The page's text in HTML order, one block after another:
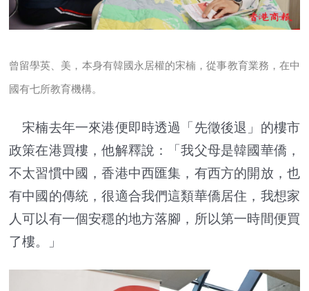
曾留學英、美，本身有韓國永居權的宋楠，從事教育業務，在中
國有七所教育機構。
宋楠去年一來港便即時透過「先徵後退」的樓市
政策在港買樓，他解釋說：「我父母是韓國華僑，
不太習慣中國，香港中西匯集，有西方的開放，也
有中國的傳統，很適合我們這類華僑居住，我想家
人可以有一個安穩的地方落腳，所以第一時間便買
了樓。」